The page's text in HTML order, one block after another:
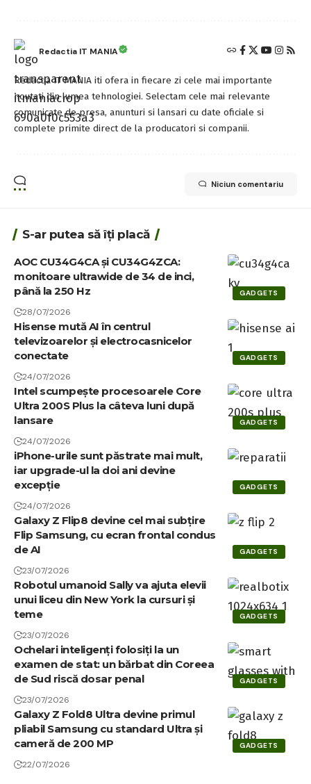
Redactia IT MANIA
Redactia IT MANIA iti ofera in fiecare zi cele mai importante
noutati din lumea tehnologiei. Selectam cele mai relevante
comunicate de presa, anunturi si lansari cu date oficiale si
complete primite direct de la producatori si companii.
Niciun comentariu
S-ar putea să îți placă
GADGETS
AOC CU34G4CA și CU34G4ZCA:
monitoare ultrawide de 34 de inci,
până la 250 Hz
28/07/2026
GADGETS
Hisense mută AI în centrul
televizoarelor și electrocasnicelor
conectate
24/07/2026
GADGETS
Intel scumpește procesoarele Core
Ultra 200S Plus la câteva luni după
lansare
24/07/2026
GADGETS
iPhone-urile sunt păstrate mai mult,
iar upgrade-ul la doi ani devine
excepție
24/07/2026
GADGETS
Galaxy Z Flip8 devine cel mai subțire
Flip Samsung, cu ecran frontal condus
de AI
23/07/2026
GADGETS
Robotul umanoid Sally va ajuta elevii
unui liceu din New York la cursuri și
teme
23/07/2026
GADGETS
Ochelari inteligenți folosiți la un
examen de stat: un bărbat din Coreea
de Sud riscă dosar penal
23/07/2026
GADGETS
Galaxy Z Fold8 Ultra devine primul
pliabil Samsung cu standard Ultra și
cameră de 200 MP
22/07/2026